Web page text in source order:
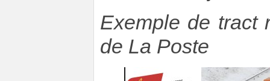
Exemple de tract
de La Poste